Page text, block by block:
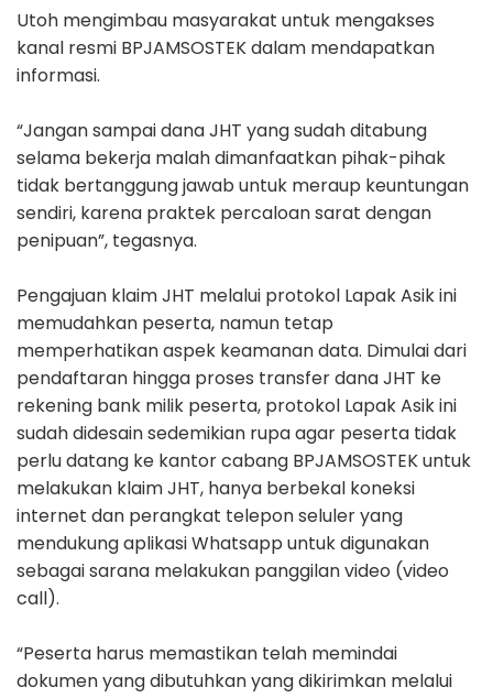
Utoh mengimbau masyarakat untuk mengakses
kanal resmi BPJAMSOSTEK dalam mendapatkan
informasi.
“Jangan sampai dana JHT yang sudah ditabung
selama bekerja malah dimanfaatkan pihak-pihak
tidak bertanggung jawab untuk meraup keuntungan
sendiri, karena praktek percaloan sarat dengan
penipuan”, tegasnya.
Pengajuan klaim JHT melalui protokol Lapak Asik ini
memudahkan peserta, namun tetap
memperhatikan aspek keamanan data. Dimulai dari
pendaftaran hingga proses transfer dana JHT ke
rekening bank milik peserta, protokol Lapak Asik ini
sudah didesain sedemikian rupa agar peserta tidak
perlu datang ke kantor cabang BPJAMSOSTEK untuk
melakukan klaim JHT, hanya berbekal koneksi
internet dan perangkat telepon seluler yang
mendukung aplikasi Whatsapp untuk digunakan
sebagai sarana melakukan panggilan video (video
call).
“Peserta harus memastikan telah memindai
dokumen yang dibutuhkan yang dikirimkan melalui